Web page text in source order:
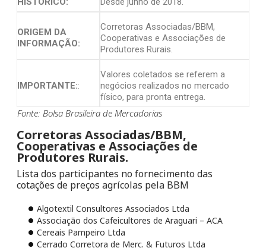
ORIGEM DA
INFORMAÇÃO:
Corretoras Associadas/BBM,
Cooperativas e Associações de
Produtores Rurais.
IMPORTANTE::
Valores coletados se referem a
negócios realizados no mercado
físico, para pronta entrega.
Fonte: Bolsa Brasileira de Mercadorias
Corretoras Associadas/BBM,
Cooperativas e Associações de
Produtores Rurais.
Lista dos participantes no fornecimento das
cotações de preços agrícolas pela BBM
Algotextil Consultores Associados Ltda
Associação dos Cafeicultores de Araguari – ACA
Cereais Pampeiro Ltda
Cerrado Corretora de Merc. & Futuros Ltda